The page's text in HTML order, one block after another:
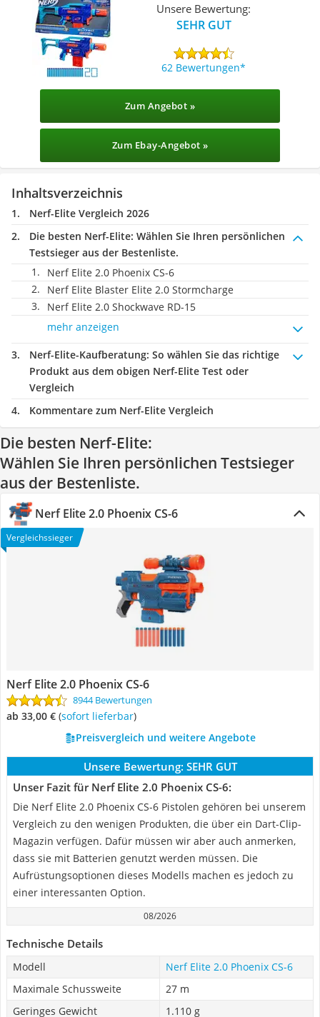
Unsere Bewertung:
SEHR GUT
62 Bewertungen
Zum Angebot »
Zum Ebay-Angebot »
Inhaltsverzeichnis
Nerf-Elite Vergleich 2026
Die besten Nerf-Elite: Wählen Sie Ihren persönlichen
Testsieger aus der Bestenliste.
Nerf Elite 2.0 Phoenix CS-6
Nerf Elite Blaster Elite 2.0 Stormcharge
Nerf Elite 2.0 Shockwave RD-15
mehr anzeigen
Nerf-Elite-Kaufberatung: So wählen Sie das richtige
Produkt aus dem obigen Nerf-Elite Test oder
Vergleich
Kommentare zum Nerf-Elite Vergleich
Die besten Nerf-Elite:
Wählen Sie Ihren persönlichen Testsieger
aus der Bestenliste.
Nerf Elite 2.0 Phoenix CS-6
Vergleichssieger
Nerf Elite 2.0 Phoenix CS-6
8944 Bewertungen
ab 33,00 € ( Sofort lieferbar)
Preisvergleich und weitere Angebote
Unsere Bewertung: SEHR GUT
Unser Fazit für Nerf Elite 2.0 Phoenix CS-6:
Die Nerf Elite 2.0 Phoenix CS-6 Pistolen gehören bei unserem
Vergleich zu den wenigen Produkten, die über ein Dart-Clip-
Magazin verfügen. Dafür müssen wir aber auch anmerken,
dass sie mit Batterien genutzt werden müssen. Die
Aufrüstungsoptionen dieses Modells machen es jedoch zu
einer interessanten Option.
08/2026
Technische Details
Modell
Nerf Elite 2.0 Phoenix CS-6
Maximale Schussweite
27 m
Geringes Gewicht
1.110 g